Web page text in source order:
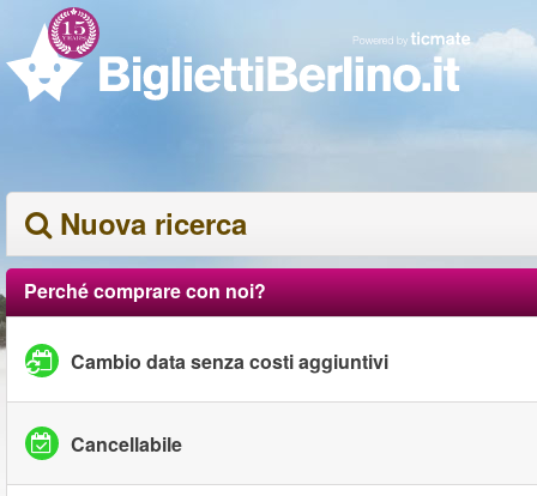
Nuova ricerca
Perché comprare con noi?
Cambio data senza costi aggiuntivi
Cancellabile